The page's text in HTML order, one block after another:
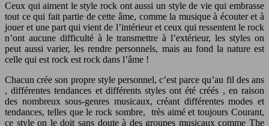
Ceux qui aiment le stylerock ont ​​aussi un style de vie qui embrasse
tout ce qui fait partie de cette âme, comme la musique à écouter et à
jouer et une part qui vient de l’intérieur et ceux qui ressentent le rock
n’ont aucune difficulté à le transmettre à l’extérieur,les styles on
peut aussi varier, les rendre personnels, mais au fond la nature est
celle qui est rock est rock dans l’âme !
Chacun crée son propre style personnel, c’est parce qu’au fil des ans
, différentes tendances et différents stylesont été créés , en raison
des nombreux sous-genres musicaux, créant différentes modes et
tendances, telles quele rock sombre,
très aimé et toujours Courant,
ce style on le doit sans doute à des groupes musicaux comme The